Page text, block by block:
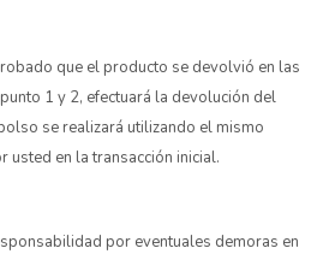
que el producto se devolvió en las
1 y 2, efectuará la devolución del
se realizará utilizando el mismo
en la transacción inicial.
por eventuales demoras en